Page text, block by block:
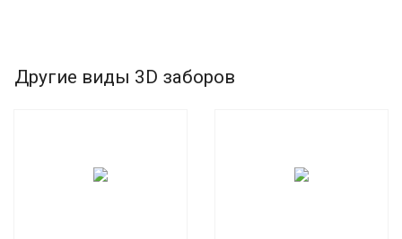
Другие виды 3D заборов